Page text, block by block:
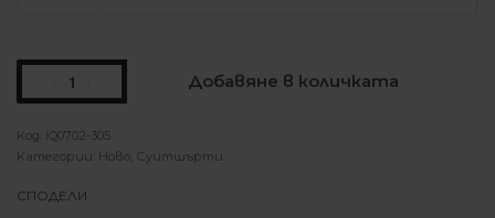
Добавяне в количката
IQ0702-305
Категории: Ново Суитшърти
СПОДЕЛИ